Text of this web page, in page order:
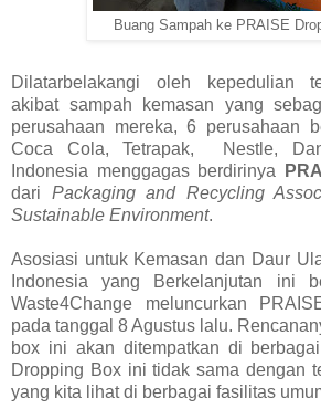
Buang Sampah ke PRAISE
Dilatarbelakangi oleh kepedulian
akibat sampah kemasan yang
perusahaan mereka, 6 perusahaan
Coca Cola, Tetrapak, Nestle,
Indonesia menggagas berdirinya
dari Packaging and Recycling
Sustainable Environment.
Asosiasi untuk Kemasan dan Daur
Indonesia yang Berkelanjutan ini
Waste4Change meluncurkan
pada tanggal 8 Agustus lalu.
box ini akan ditempatkan di
Dropping Box ini tidak sama dengan
yang kita lihat di berbagai fasilitas